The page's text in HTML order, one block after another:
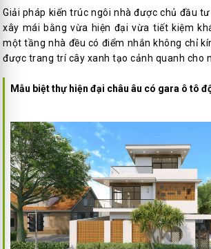
Giải pháp kiến trúc ngôi nhà được chủ đầu
xây mái bằng vừa hiện đại vừa tiết kiệm
một tầng nhà đều có điểm nhắn không chỉ
được trang trí cây xanh tạo cảnh quanh cho
Mẫu biệt thự hiện đại châu âu có gara ô tô